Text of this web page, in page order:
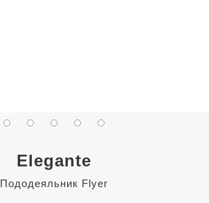
Elegante
Пододеяльник Flyer